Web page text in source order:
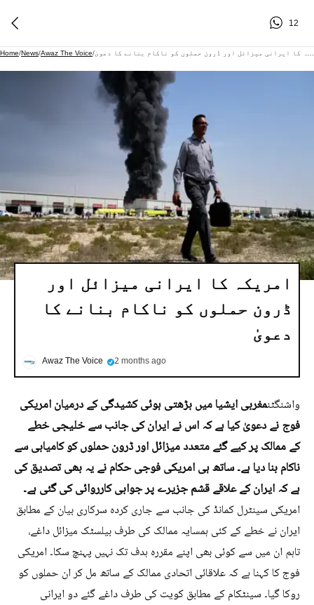
12
Home/News/Awaz The Voice/
امریکہ کا ایرانی میزائل اور
ڈرون حملوں کو ناکام بنانے کا
دعویٰ
Awaz The Voice 2 months ago
واشنگٹنمغربی ایشیا میں بڑھتی ہوئی کشیدگی کے درمیان امریکی
فوج نے دعویٰ کیا ہے کہ اس نے ایران کی جانب سے خلیجی خطے
کے ممالک پر کیے گئے متعدد میزائل اور ڈرون حملوں کو کامیابی سے
ناکام بنا دیا ہے۔ ساتھ ہی امریکی فوجی حکام نے یہ بھی تصدیق کی
ہے کہ ایران کے علاقے قشم جزیرے پر جوابی کارروائی کی گئی ہے۔
امریکی سینٹرل کمانڈ کی جانب سے جاری کردہ سرکاری بیان کے مطابق
ایران نے خطے کے کئی ہمسایہ ممالک کی طرف بیلسٹک میزائل داغے،
تاہم ان میں سے کوئی بھی اپنے مقررہ ہدف تک نہیں پہنچ سکا۔ امریکی
فوج کا کہنا ہے کہ علاقائی اتحادی ممالک کے ساتھ مل کر ان حملوں کو
روکا گیا۔ سینٹکام کے مطابق کویت کی طرف داغے گئے دو ایرانی